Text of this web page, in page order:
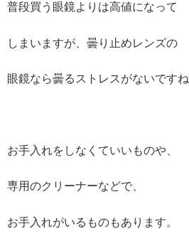
普段買う眼鏡よりは高値になって
しまいますが、曇り止めレンズの
眼鏡なら曇るストレスがないですね
お手入れをしなくていいものや、
専用のクリーナーなどで、
お手入れがいるものもあります。